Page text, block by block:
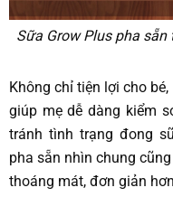
Sữa Grow Plus pha
Không chỉ tiện lợi cho
giúp mẹ dễ dàng kiểm
tránh tình trạng đong
pha sẵn nhìn chung
thoáng mát, đơn giản